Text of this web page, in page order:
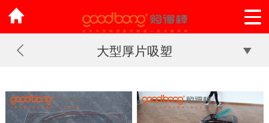
大型厚片吸塑